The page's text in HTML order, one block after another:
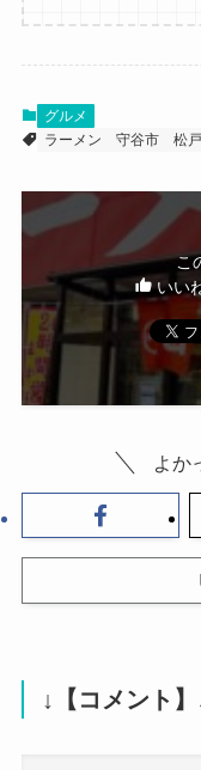
グルメ
ラーメン
守谷市 松
こ
いい
よか
↓【コメント